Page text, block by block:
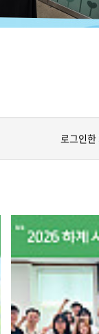
로그인